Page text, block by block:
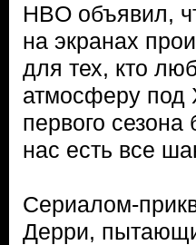
HBO объявил,
на экранах
для тех, кто
атмосферу под
первого сезона
нас есть все
Сериалом-
Дерри,